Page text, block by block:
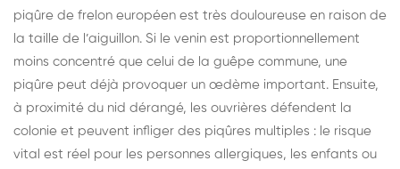
piqûre de frelon européen est très douloureuse en raison de
la taille de l’aiguillon. Si le venin est proportionnellement
moins concentré que celui de la guêpe commune, une
piqûre peut déjà provoquer un œdème important. Ensuite,
à proximité du nid dérangé, les ouvrières défendent la
colonie et peuvent infliger des piqûres multiples : le risque
vital est réel pour les personnes allergiques, les enfants ou